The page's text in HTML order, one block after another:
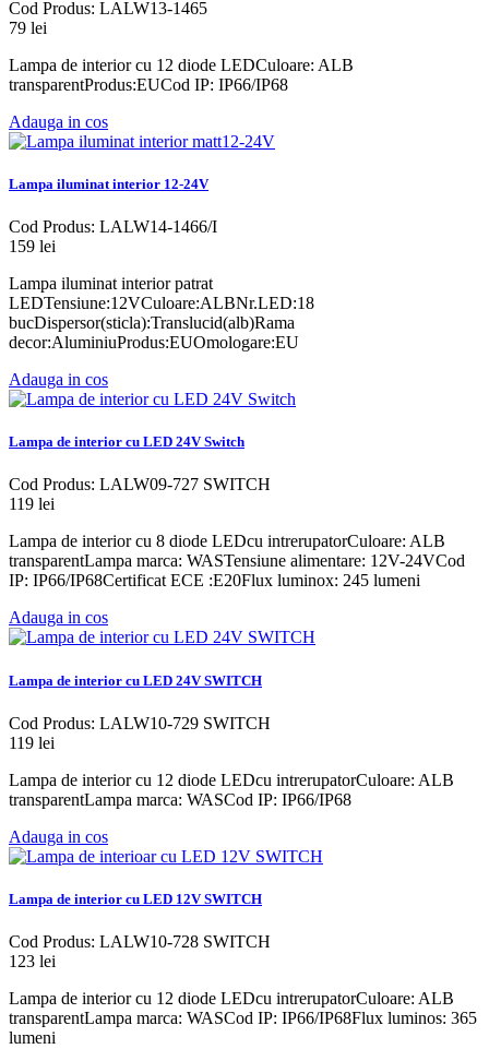
Cod Produs: LALW13-1465
79 lei
Lampa de interior cu 12 diode LEDCuloare: ALB
transparentProdus:EUCod IP: IP66/IP68
Adauga in cos
Lampa iluminat interior 12-24V
Cod Produs: LALW14-1466/I
159 lei
Lampa iluminat interior patrat
LEDTensiune:12VCuloare:ALBNr.LED:18
bucDispersor(sticla):Translucid(alb)Rama
decor:AluminiuProdus:EUOmologare:EU
Adauga in cos
Lampa de interior cu LED 24V Switch
Cod Produs: LALW09-727 SWITCH
119 lei
Lampa de interior cu 8 diode LEDcu intrerupatorCuloare: ALB
transparentLampa marca: WASTensiune alimentare: 12V-24VCod
IP: IP66/IP68Certificat ECE :E20Flux luminox: 245 lumeni
Adauga in cos
Lampa de interior cu LED 24V SWITCH
Cod Produs: LALW10-729 SWITCH
119 lei
Lampa de interior cu 12 diode LEDcu intrerupatorCuloare: ALB
transparentLampa marca: WASCod IP: IP66/IP68
Adauga in cos
Lampa de interior cu LED 12V SWITCH
Cod Produs: LALW10-728 SWITCH
123 lei
Lampa de interior cu 12 diode LEDcu intrerupatorCuloare: ALB
transparentLampa marca: WASCod IP: IP66/IP68Flux luminos: 365
lumeni